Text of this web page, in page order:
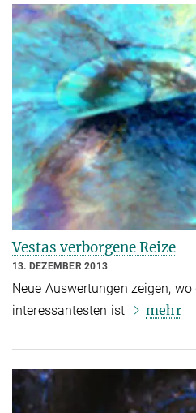
Vestas verborgene Reize
13. DEZEMBER 2013
Neue Auswertungen zeigen,
interessantesten ist
mehr